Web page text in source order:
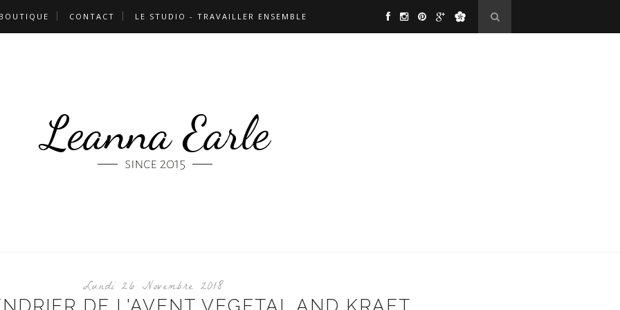
CONTACT LE STUDIO - TRAVAILLER ENSEMBLE
Lundi 26 Novembre 2018
DE L'AVENT VEGETAL AND KRAFT